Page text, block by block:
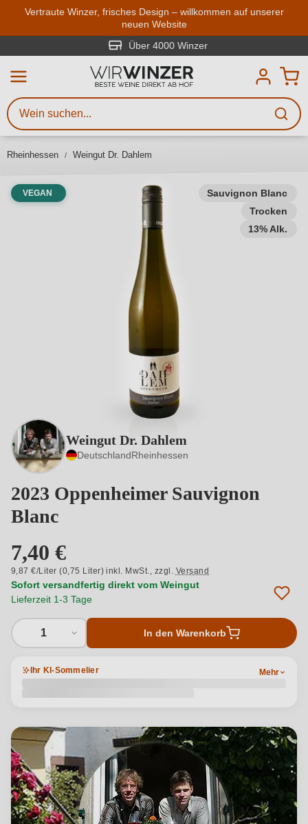
Zum Hauptinhalt springen
Vertraute Winzer, frisches Design – willkommen auf unserer
neuen Website
Über 4000 Winzer
Rheinhessen Weingut Dr. Dahlem
Sauvignon Blanc
Trocken
13% Alk.
VEGAN
Weingut Dr. Dahlem
DeutschlandRheinhessen
2023 Oppenheimer Sauvignon
Blanc
7,40 €
9,87 €/Liter (0,75 Liter) inkl. MwSt., zzgl. Versand
Sofort versandfertig direkt vom Weingut
Lieferzeit 1-3 Tage
1 In den Warenkorb
Ihr KI-Sommelier Mehr
Weinsuche
Mindestens 3 Zeichen eingeben
Beschreiben Sie, welchen Wein
Sie suchen – ob nach Geschmack,
Region, Winzer oder anderen